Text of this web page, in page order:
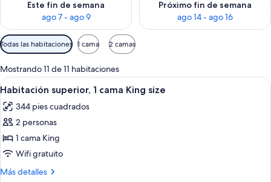
Este fin de semana
ago 7 - ago 9
Próximo fin de semana
ago 14 - ago 16
Filtros
disponibles
para
las
habitaciones
Todas las habitaciones 1 cama 2 camas
Mostrando 11 de 11 habitaciones
Abrir
todas
las
fotos
de
Habitación
superior,
Habitación de hotel con una cama
6
Habitación superior, 1 cama King size
344 pies cuadrados
2 personas
1 cama King
Wifi gratuito
Más detalles
Más